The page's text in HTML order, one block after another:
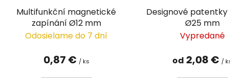
Multifunkční magnetické
zapínání Ø12 mm
Odosielame do 7 dní
0,87 € / ks
Designové
Ø25 mm
Vypredané
od 2,08 € /